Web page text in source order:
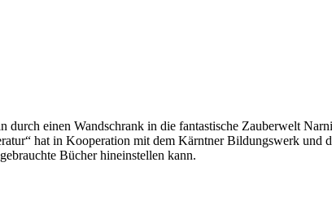
einen Wandschrank in die fantastische Zauberwelt
hat in Kooperation mit dem Kärntner Bildungswerk und
Bücher hineinstellen kann.